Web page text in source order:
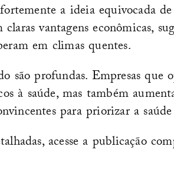
a ideia equivocada
vantagens econômicas,
em climas quentes.
são profundas. Empresas
à saúde, mas também
para priorizar a
acesse a publicação